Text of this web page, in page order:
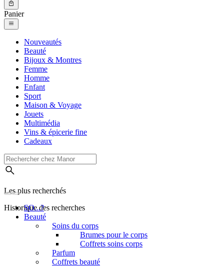
Panier
Nouveautés
Beauté
Bijoux & Montres
Femme
Homme
Enfant
Sport
Maison & Voyage
Jouets
Multimédia
Vins & épicerie fine
Cadeaux
Les plus recherchés
Historique des recherches
SO...?
Beauté
Soins du corps
Brumes pour le corps
Coffrets soins corps
Parfum
Coffrets beauté